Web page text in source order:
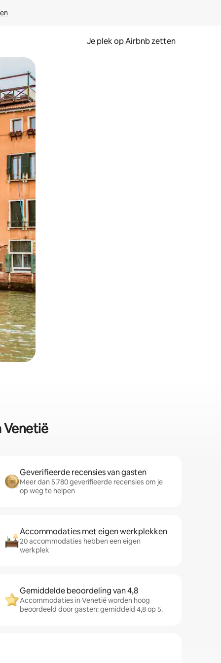
Je plek op Airbnb zetten
of swipen.
Venetië
Geverifieerde recensies van gasten
Meer dan 5.780 geverifieerde recensies om je
op weg te helpen
Accommodaties met eigen werkplekken
20 accommodaties hebben een eigen
werkplek
Gemiddelde beoordeling van 4,8
Accommodaties in Venetië worden hoog
beoordeeld door gasten: gemiddeld 4,8 op 5.